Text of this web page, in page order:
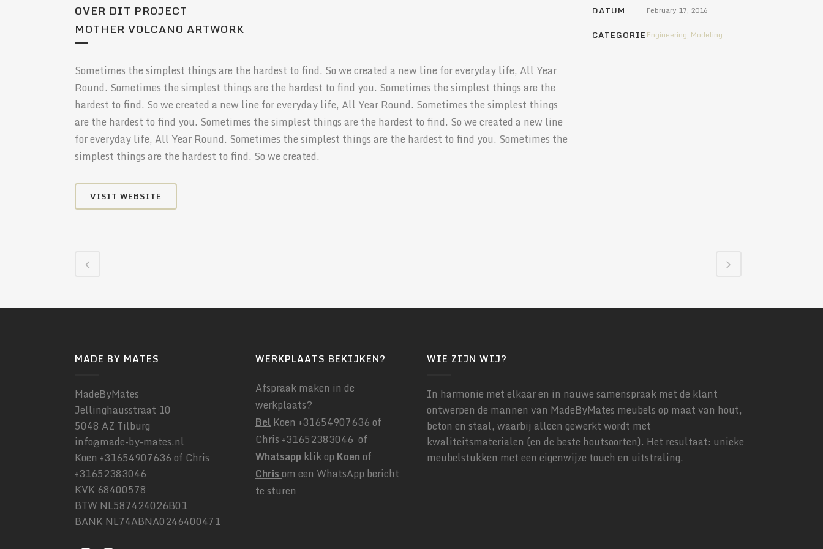
OVER DIT PROJECT
MOTHER VOLCANO ARTWORK
Sometimes the simplest things are the hardest to find. So we created a new line for everyday life, All Year
Round. Sometimes the simplest things are the hardest to find you. Sometimes the simplest things are the
hardest to find. So we created a new line for everyday life, All Year Round. Sometimes the simplest things
are the hardest to find you. Sometimes the simplest things are the hardest to find. So we created a new line
for everyday life, All Year Round. Sometimes the simplest things are the hardest to find you. Sometimes the
simplest things are the hardest to find. So we created.
VISIT WEBSITE
DATUM February 17, 2016
CATEGORIE Engineering, Modeling
MADE BY MATES
MadeByMates
Jellinghausstraat 10
5048 AZ Tilburg
info@made-by-mates.nl
Koen +31654907636 of Chris
+31652383046
KVK 68400578
BTW NL587424026B01
BANK NL74ABNA0246400471
WERKPLAATS BEKIJKEN?
Afspraak maken in de
werkplaats?
BelKoen +31654907636 of
Chris +31652383046 of
Whatsapp klik op Koenof
Chrisom een WhatsApp bericht
te sturen
WIE ZIJN WIJ?
In harmonie met elkaar en in nauwe samenspraak met de klant
ontwerpen de mannen van MadeByMates meubels op maat van hout,
beton en staal, waarbij alleen gewerkt wordt met
kwaliteitsmaterialen (en de beste houtsoorten). Het resultaat: unieke
meubelstukken met een eigenwijze touch en uitstraling.